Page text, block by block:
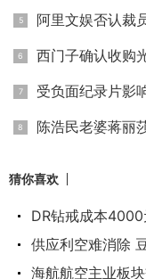
阿里文娱否认裁
西门子确认收购光
受负面纪录片影
陈浩民老婆蒋丽莎
猜你喜欢
DR钻戒成本
供应利空难消除
海航航空主业板